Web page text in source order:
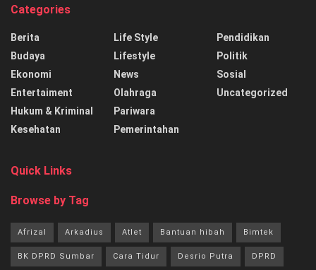
Categories
Berita
Budaya
Ekonomi
Entertaiment
Hukum & Kriminal
Kesehatan
Life Style
Lifestyle
News
Olahraga
Pariwara
Pemerintahan
Pendidikan
Politik
Sosial
Uncategorized
Quick Links
Browse by Tag
Afrizal Arkadius Atlet Bantuan hibah Bimtek
BK DPRD Sumbar Cara Tidur Desrio Putra DPRD